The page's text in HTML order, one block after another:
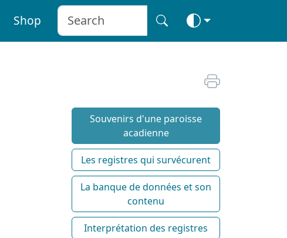
Shop
Souvenirs d'une paroisse
acadienne
Les registres qui survécurent
La banque de données et son
contenu
Interprétation des registres